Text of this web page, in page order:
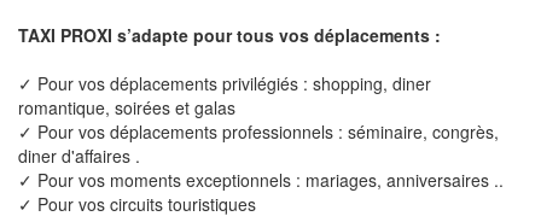
TAXI PROXI s’adapte pour tous vos déplacements :
✓ Pour vos déplacements privilégiés : shopping, diner
romantique, soirées et galas
✓ Pour vos déplacements professionnels : séminaire, congrès,
diner d'affaires .
✓ Pour vos moments exceptionnels : mariages, anniversaires ..
✓ Pour vos circuits touristiques